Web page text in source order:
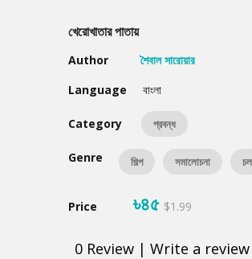
খেরোখাতার পাতায়
Author
শৈবাল সারোয়ার
Language
বাংলা
Category প্রবন্ধ
Genre শিল্প সমালোচনা
Price ৳৪৫ $1.99
0 Review | Write a review